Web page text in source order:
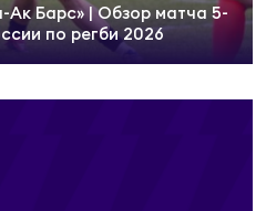
Ак Барс» | Обзор матча 5-
по регби 2026